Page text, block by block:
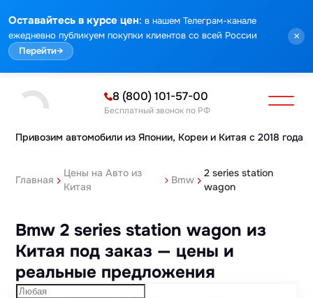
Оставайтесь в курсе цен: в нашем Телеграм-канале
ежедневно публикуем покупки клиентов со всей России
Перейти→
×
Привозим автомобили из Японии, Кореи и Китая с 2018 года
8 (800) 101-57-00
Бесплатный звонок по РФ
Главная
Цены на Авто из
Китая
Bmw
2 series station
wagon
Bmw 2 series station wagon из
Китая под заказ — цены и
реальные предложения